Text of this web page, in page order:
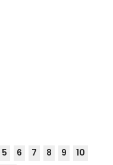
5 6 7 8 9
10